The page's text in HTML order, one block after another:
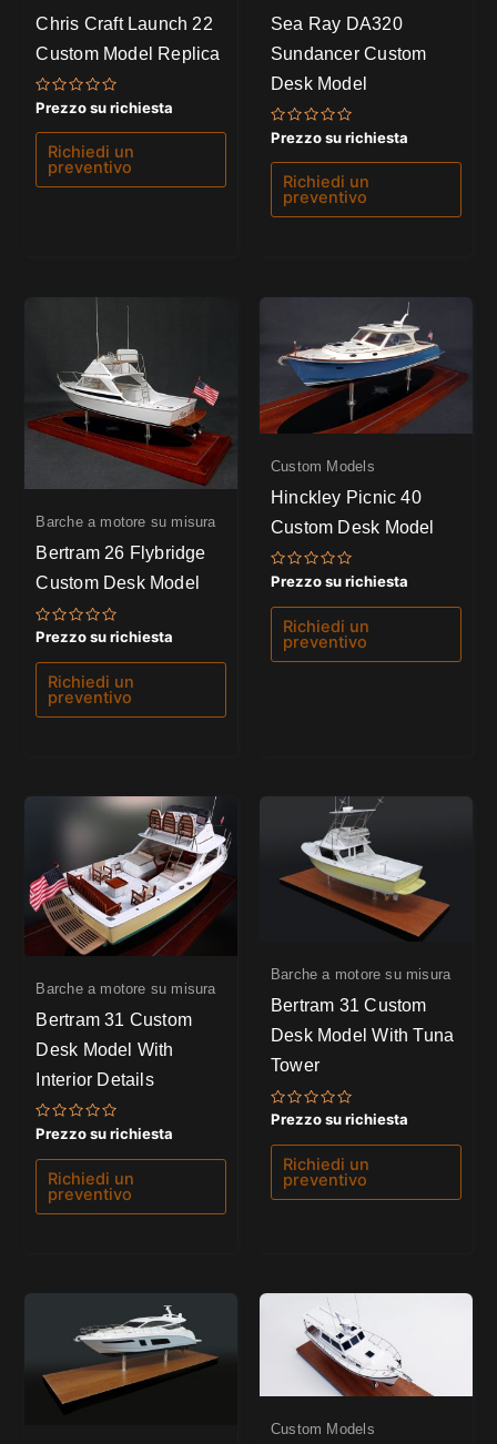
Chris Craft Launch 22
Custom Model Replica
Valutato
0
su
Prezzo su richiesta
Richiedi un
preventivo
Sea Ray DA320
Sundancer Custom
Desk Model
Valutato
0
su
Prezzo su richiesta
Richiedi un
preventivo
Barche a motore su misura
Bertram 26 Flybridge
Custom Desk Model
Valutato
su
Prezzo su richiesta
Richiedi un
preventivo
Custom Models
Hinckley Picnic 40
Custom Desk Model
Valutato
0
su
Prezzo su richiesta
Richiedi un
preventivo
Barche a motore su misura
Bertram 31 Custom
Desk Model With
Interior Details
Valutato
0
su
Prezzo su richiesta
Richiedi un
preventivo
Barche a motore su misura
Bertram 31 Custom
Desk Model With Tuna
Tower
Valutato
su
Prezzo su richiesta
Richiedi un
preventivo
Custom Models